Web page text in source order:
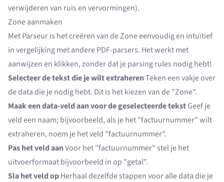
verwijderen van ruis en vervormingen).
Zone aanmaken
Met Parseur is het creëren van de Zone eenvoudig en intuïtief
in vergelijking met andere PDF-parsers. Het werkt met
aanwijzen en klikken, zonder dat je parsing rules nodig hebt!
Selecteer de tekst die je wilt extraherenTeken een vakje over
de data die je nodig hebt. Dit is het kiezen van de "Zone".
Maak een data-veld aan voor de geselecteerde tekstGeef je
veld een naam; bijvoorbeeld, als je het "factuurnummer" wilt
extraheren, noem je het veld "factuurnummer".
Pas het veld aanVoor het "factuurnummer" stel je het
uitvoerformaat bijvoorbeeld in op "getal".
Sla het veld opHerhaal dezelfde stappen voor alle data die je